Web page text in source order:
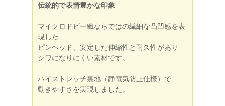
伝統的で表情豊かな印象
マイクロドビー織ならではの繊細な凸凹感を表
現した
ピンヘッド、安定した伸縮性と耐久性があり
シワになりにくい素材です。
ハイストレッチ裏地（静電気防止仕様）で
動きやすさを実現しました。